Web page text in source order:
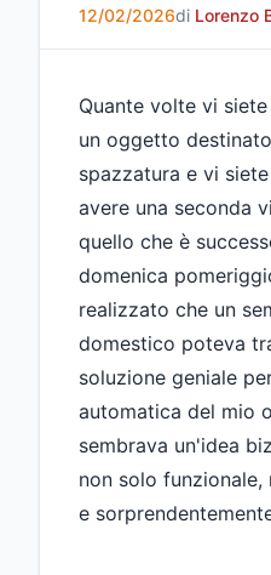
12/02/2026di Lorenzo
Quante volte vi
un oggetto
spazzatura e vi
avere una seconda
quello che è
domenica
realizzato che un
domestico poteva
soluzione geniale
automatica del mio
sembrava un'idea
non solo funzionale,
e